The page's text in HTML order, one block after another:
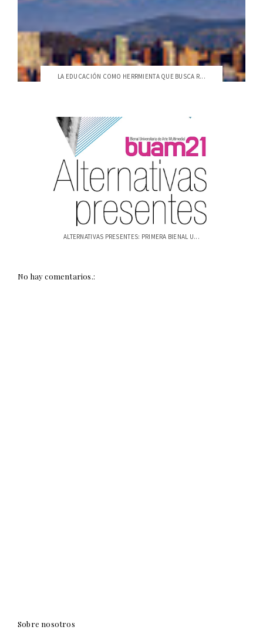
LA EDUCACIÓN COMO HERRMIENTA QUE BUSCA R...
ALTERNATIVAS PRESENTES: PRIMERA BIENAL U...
No hay comentarios.:
Sobre nosotros